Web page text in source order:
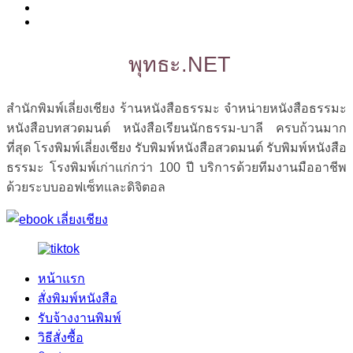
พุทธะ.NET
สำนักพิมพ์เลี่ยงเชียง ร้านหนังสือธรรมะ จำหน่ายหนังสือธรรมะ
หนังสือบทสวดมนต์ หนังสือเรียนนักธรรม-บาลี ครบถ้วนมาก
ที่สุด โรงพิมพ์เลี่ยงเชียง รับพิมพ์หนังสือสวดมนต์ รับพิมพ์หนังสือ
ธรรมะ โรงพิมพ์เก่าแก่กว่า 100 ปี บริการด้วยทีมงานมืออาชีพ
ด้วยระบบออฟเซ็ทและดิจิตอล
หน้าแรก
สั่งพิมพ์หนังสือ
รับจ้างงานพิมพ์
วิธีสั่งซื้อ